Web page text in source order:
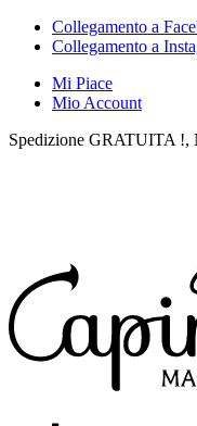
Collegamento a
Collegamento a
Mi Piace
Mio Account
Spedizione GRATUITA !,